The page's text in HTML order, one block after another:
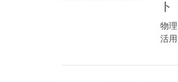
ト
物
活用